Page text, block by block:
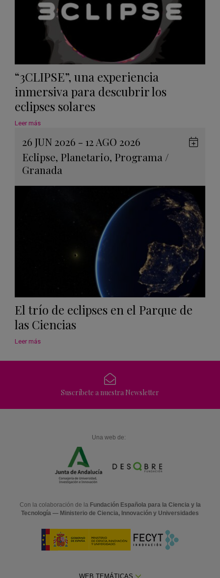
“3CLIPSE”, una experiencia
inmersiva para descubrir los
eclipses solares
Leer más
26 JUN 2026 - 12 AGO 2026
Eclipse, Planetario, Programa /
Granada
El trío de eclipses en el Parque de
las Ciencias
Leer más
Suscríbete a nuestra Newsletter
Una web de:
Con la colaboración de la Fundación Española para la Ciencia y la
Tecnología — Ministerio de Ciencia, Innovación y Universidades
WEB TEMÁTICAS